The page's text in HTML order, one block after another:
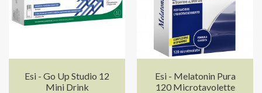
Esi - Go Up Studio 12
Mini Drink
Esi - Melatonin Pura
120 Microtavolette